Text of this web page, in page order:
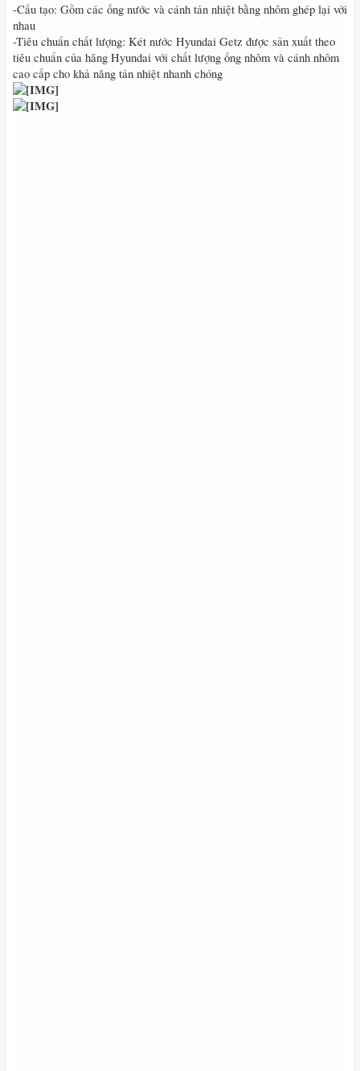
-Cấu tạo: Gồm các ống nước và cánh tản nhiệt bằng nhôm ghép lại với
nhau
-Tiêu chuẩn chất lượng: Két nước Hyundai Getz được sản xuất theo
tiêu chuẩn của hãng Hyundai với chất lượng ống nhôm và cánh nhôm
cao cấp cho khả năng tản nhiệt nhanh chóng